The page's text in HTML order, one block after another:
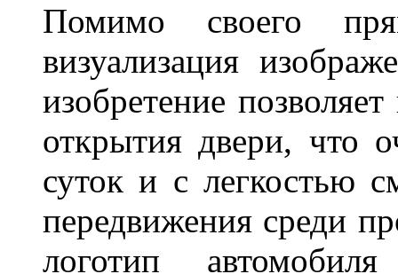
Помимо своего
визуализация
изобретение
открытия двери, что
суток и с легкостью
передвижения среди
логотип